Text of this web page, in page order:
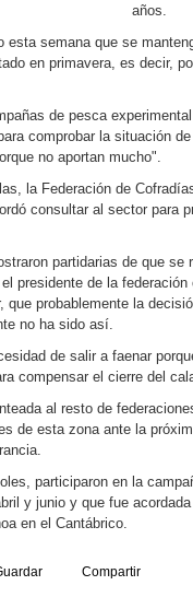
años.
esta semana que se
en primavera, es decir,
de pesca
comprobar la situación
no aportan mucho".
la Federación de
consultar al sector para
partidarias de que se
presidente de la
que probablemente la
no ha sido así.
de salir a faenar
compensar el cierre del
al resto de
de esta zona ante la
participaron en la
y junio y que fue
en el Cantábrico.
Compartir